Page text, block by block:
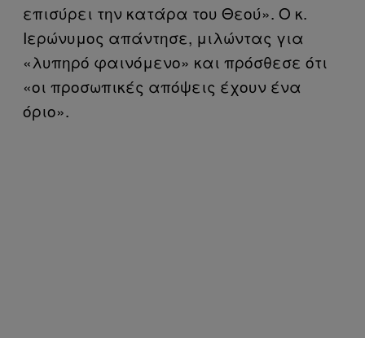
επισύρει την κατάρα του Θεού». Ο κ.
Ιερώνυμος απάντησε, μιλώντας για
«λυπηρό φαινόμενο» και πρόσθεσε ότι
«οι προσωπικές απόψεις έχουν ένα
όριο».